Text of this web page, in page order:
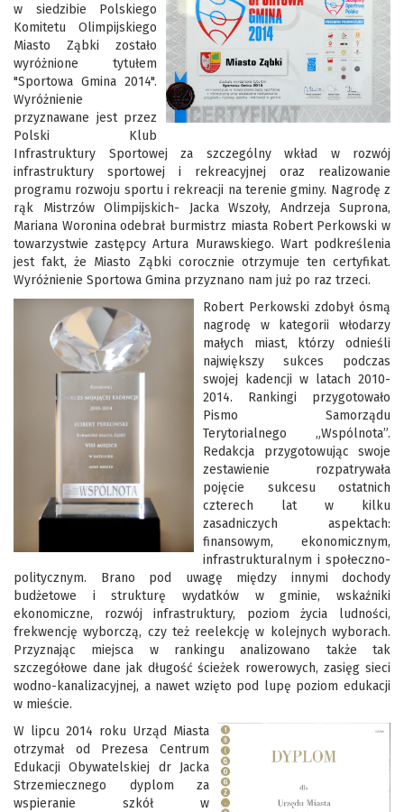
w siedzibie Polskiego
Komitetu Olimpijskiego
Miasto Ząbki zostało
wyróżnione tytułem
"Sportowa Gmina 2014".
Wyróżnienie
przyznawane jest przez
Polski Klub
Infrastruktury Sportowej za szczególny wkład w rozwój
infrastruktury sportowej i rekreacyjnej oraz realizowanie
programu rozwoju sportu i rekreacji na terenie gminy. Nagrodę z
rąk Mistrzów Olimpijskich- Jacka Wszoły, Andrzeja Suprona,
Mariana Woronina odebrał burmistrz miasta Robert Perkowski w
towarzystwie zastępcy Artura Murawskiego. Wart podkreślenia
jest fakt, że Miasto Ząbki corocznie otrzymuje ten certyfikat.
Wyróżnienie Sportowa Gmina przyznano nam już po raz trzeci.
Robert Perkowski zdobył ósmą
nagrodę w kategorii włodarzy
małych miast, którzy odnieśli
największy sukces podczas
swojej kadencji w latach 2010-
2014. Rankingi przygotowało
Pismo Samorządu
Terytorialnego „Wspólnota”.
Redakcja przygotowując swoje
zestawienie rozpatrywała
pojęcie sukcesu ostatnich
czterech lat w kilku
zasadniczych aspektach:
finansowym, ekonomicznym,
infrastrukturalnym i społeczno-
politycznym. Brano pod uwagę między innymi dochody
budżetowe i strukturę wydatków w gminie, wskaźniki
ekonomiczne, rozwój infrastruktury, poziom życia ludności,
frekwencję wyborczą, czy też reelekcję w kolejnych wyborach.
Przyznając miejsca w rankingu analizowano także tak
szczegółowe dane jak długość ścieżek rowerowych, zasięg sieci
wodno-kanalizacyjnej, a nawet wzięto pod lupę poziom edukacji
w mieście.
W lipcu 2014 roku Urząd Miasta
otrzymał od Prezesa Centrum
Edukacji Obywatelskiej dr Jacka
Strzemiecznego dyplom za
wspieranie szkół w